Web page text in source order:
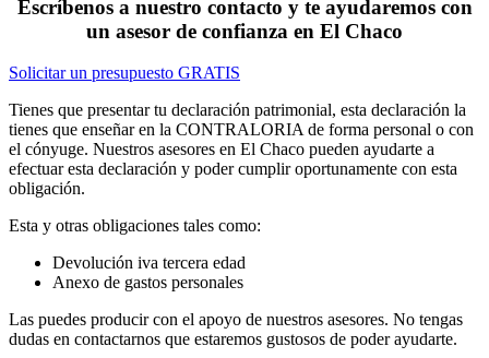
Escríbenos a nuestro contacto y te ayudaremos con
un asesor de confianza en El Chaco
Solicitar un presupuesto GRATIS
Tienes que presentar tu declaración patrimonial, esta declaración la
tienes que enseñar en la CONTRALORIA de forma personal o con
el cónyuge. Nuestros asesores en El Chaco pueden ayudarte a
efectuar esta declaración y poder cumplir oportunamente con esta
obligación.
Esta y otras obligaciones tales como:
Devolución iva tercera edad
Anexo de gastos personales
Las puedes producir con el apoyo de nuestros asesores. No tengas
dudas en contactarnos que estaremos gustosos de poder ayudarte.